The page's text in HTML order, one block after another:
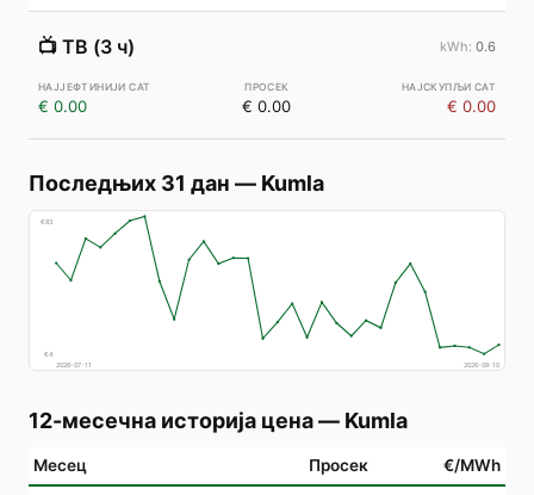
📺 ТВ (3 ч) 0.6
€ 0.00 € 0.00 € 0.00
Последњих 31 дан — Kumla
€83
€4
2026-07-11
2026-08-10
12-месечна историја цена— Kumla
Месец Просек €/MWh